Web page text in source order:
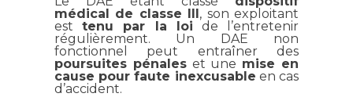
médical de classe III, son exploitant
esttenu par la loi de l’entretenir
régulièrement. Un DAE non
fonctionnel peut entraîner des
poursuites pénaleset une mise en
cause pour faute inexcusable en cas
d’accident.